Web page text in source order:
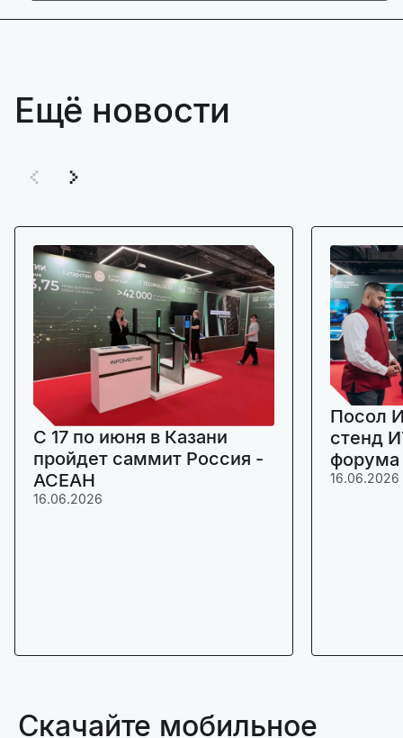
Ещё новости
C 17 по июня в Казани
пройдет саммит Россия -
АСЕАН
16.06.2026
Посол
стенд
16.06.2026
Скачайте мобильное